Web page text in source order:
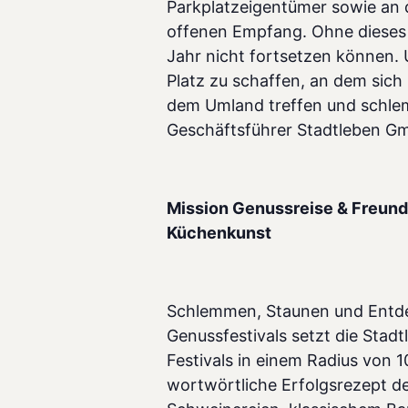
Parkplatzeigentümer sowie
offenen Empfang. Ohne
Jahr nicht fortsetzen können.
Platz zu schaffen, an dem
dem Umland treffen und
Geschäftsführer Stadtleben
Mission Genussreise &
Küchenkunst
Schlemmen, Staunen und
Genussfestivals setzt die
Festivals in einem Radius von
wortwörtliche Erfolgsrezept